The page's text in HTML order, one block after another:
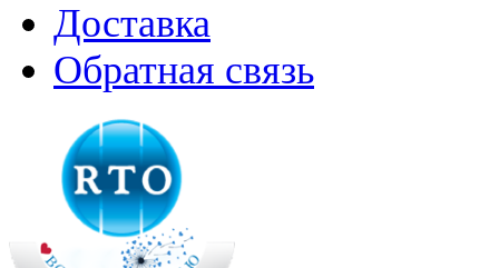
Доставка
Обратная связь